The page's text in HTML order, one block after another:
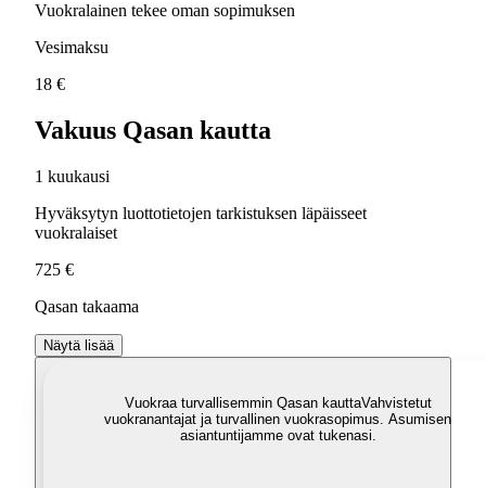
Vuokralainen tekee oman sopimuksen
Vesimaksu
18 €
Vakuus Qasan kautta
1 kuukausi
Hyväksytyn luottotietojen tarkistuksen läpäisseet
vuokralaiset
725 €
Qasan takaama
Näytä lisää
Vuokraa turvallisemmin Qasan kauttaVahvistetut
vuokranantajat ja turvallinen vuokrasopimus. Asumisen
asiantuntijamme ovat tukenasi.